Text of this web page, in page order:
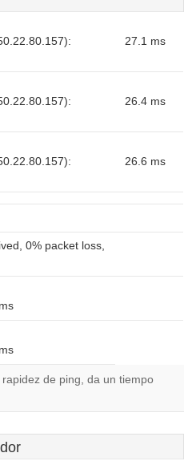
27.1 ms
26.4 ms
26.6 ms
0% packet loss,
de ping, da un tiempo